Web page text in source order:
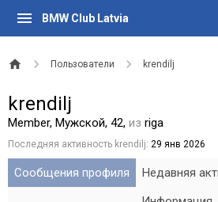
BMW Club Latvia
Пользователи krendilj
krendilj
Member, Мужской, 42, из riga
Последняя активность krendilj: 29 янв 2026
Сообщения профиля Недавняя